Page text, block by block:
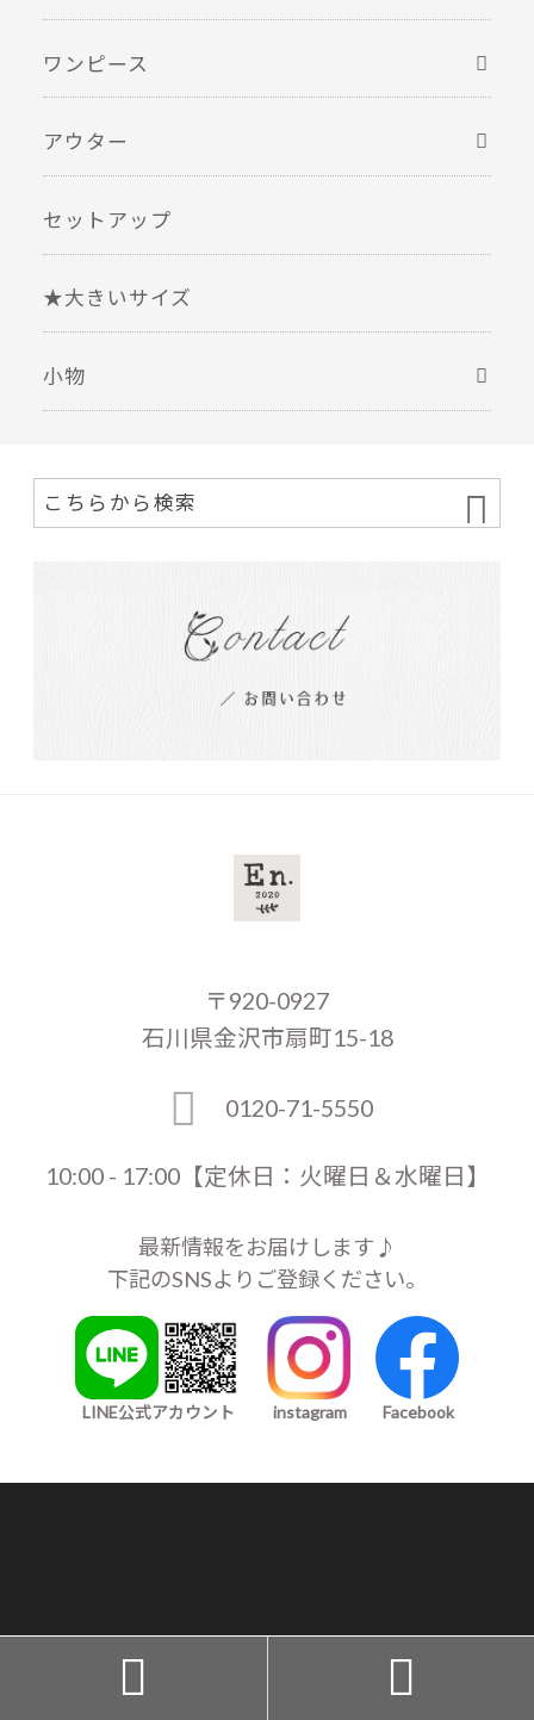
ワンピース
アウター
セットアップ
★大きいサイズ
小物
〒920-0927
石川県金沢市扇町15-18
0120-71-5550
10:00 - 17:00【定休日：火曜日＆水曜日】
最新情報をお届けします♪
下記のSNSよりご登録ください。
LINE公式アカウント instagram Facebook
 